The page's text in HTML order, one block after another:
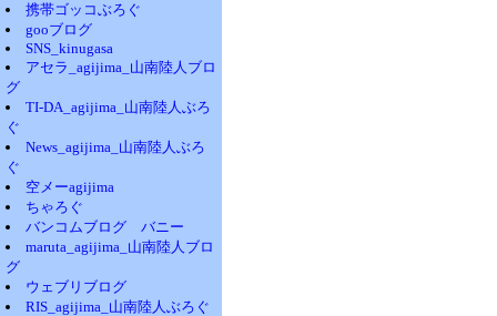
携帯ゴッコぶろぐ
gooブログ
SNS_kinugasa
アセラ_agijima_山南陸人ブロ
グ
TI-DA_agijima_山南陸人ぶろ
ぐ
News_agijima_山南陸人ぶろ
ぐ
空メーagijima
ちゃろぐ
バンコムブログ バニー
maruta_agijima_山南陸人ブロ
グ
ウェブリブログ
RIS_agijima_山南陸人ぶろぐ